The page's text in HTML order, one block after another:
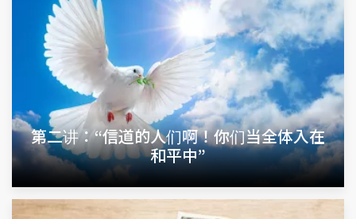
第二讲：“信道的人们啊！你们当全体入在
和平中”